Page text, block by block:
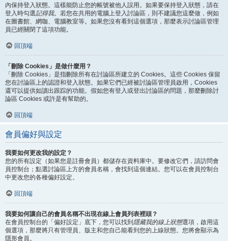
內保持登入狀態。這樣能防止您的帳號被他人誤用。如果要保持登入狀態，請在
登入時勾選記得我。若您在共用的電腦上登入討論區，則不建議您這麼做，例如
在圖書館、網咖、電腦教室等。如果您沒有看到這個選項，那麼表示討論區管理
員已經關閉了這項功能。
回頂端
「刪除 Cookies」是做什麼用？
「刪除 Cookies」是指刪除所有在討論區所建立的 Cookies。這些 Cookies 保留
您在討論區上的認證和登入狀態。如果它們已經被討論區管理員啟用，Cookies
還可以提供如讀出跟踪的功能。假如您有登入或登出討論區的問題，那麼刪除討
論區 Cookies 或許是有幫助的。
回頂端
會員偏好與設定
我要如何更改我的設定？
您的所有設定（如果您是註冊會員）都儲存在資料庫中。要修改它們，請訪問會
員控制台；點選討論區上方的會員名稱，會找到這個連結。您可以在會員控制台
中更改您的各種偏好設定。
回頂端
我要如何讓自己的會員名稱不出現在線上會員列表裡頭？
在會員控制台的「偏好設定」底下，您可以找到 隱藏我的線上狀態選項，啟用這
個選項，那麼將只有管理員、版主和您自己能看到您的上線狀態。您將會顯示為
隱形會員。